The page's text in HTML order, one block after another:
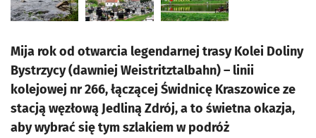
Mija rok od otwarcia legendarnej trasy Kolei Doliny
Bystrzycy (dawniej Weistritztalbahn) – linii
kolejowej nr 266, łączącej Świdnicę Kraszowice ze
stacją węzłową Jedliną Zdrój, a to świetna okazja,
aby wybrać się tym szlakiem w podróż